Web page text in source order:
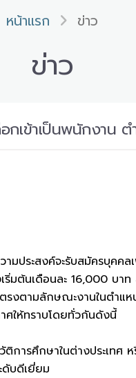
หน้าแรก ข่าว
ข่าว
กเข้าเป็นพนักงาน
ระสงค์จะรับสมัครบุคค
ริ่มต้นเดือนละ 16,000 บ
งตามลักษณะงานในตำแ
ศให้ทราบโดยทั่วกันดังนี้
ารศึกษาในต่างประเทศ
ดับดีเยี่ยม